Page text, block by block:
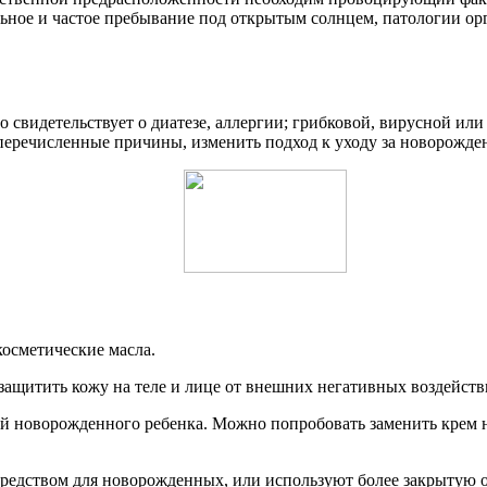
и частое пребывание под открытым солнцем,
о диатезе, аллергии; грибковой, вирусной
причины, изменить подход к уходу за
масла.
кожу на теле и лице от внешних негативных
новорожденного ребенка. Можно попробовать заменить
для новорожденных, или используют более закрытую